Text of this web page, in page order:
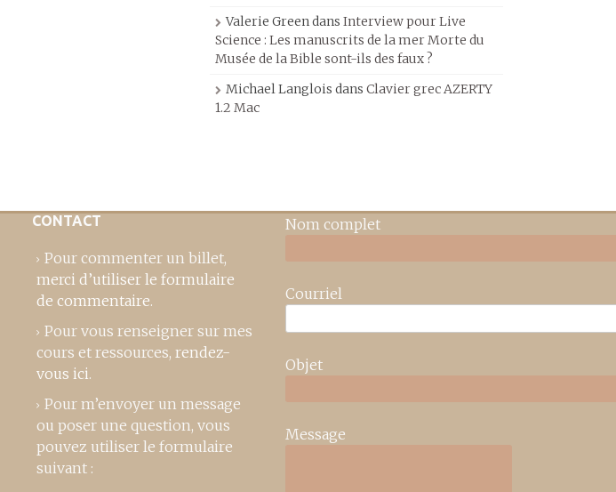
Valerie Greendans Interview pour Live
Science : Les manuscrits de la mer Morte du
Musée de la Bible sont-ils des faux ?
Michael Langlois dans Clavier grec AZERTY
1.2 Mac
CONTACT
Pour commenter un billet,
merci d’utiliser le formulaire
de commentaire.
Pour vous renseigner sur mes
cours et ressources, rendez-
vous ici.
Pour m’envoyer un message
ou poser une question, vous
pouvez utiliser le formulaire
suivant :
Nom complet
Courriel
Objet
Message